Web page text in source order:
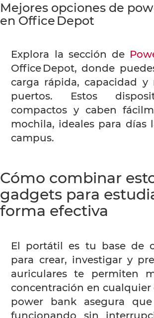
Mejores opciones de
en Office Depot
Explora la sección de
Office Depot, donde
carga rápida, capacidad y
puertos. Estos
compactos y caben
mochila, ideales para días
campus.
Cómo combinar
gadgets para
forma efectiva
El portátil es tu base de
para crear, investigar y
auriculares te permiten
concentración en cualquier
power bank asegura
funcionando sin